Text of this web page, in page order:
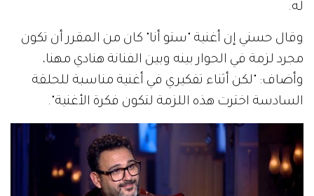
له.
وقال حسني إن أغنية "ستو أنا" كان من المقرر أن تكون
مجرد لزمة في الحوار بينه وبين الفنانة هنادي مهنا،
وأضاف: "لكن أثناء تفكيري في أغنية مناسبة للحلقة
السادسة اخترت هذه اللزمة لتكون فكرة الأغنية".